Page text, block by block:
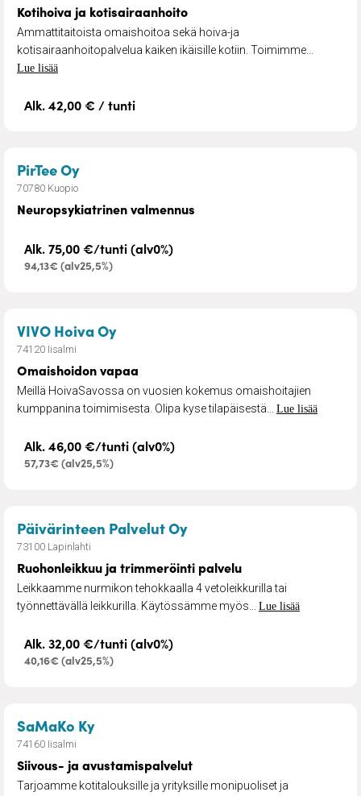
Kotihoiva ja kotisairaanhoito
Ammattitaitoista omaishoitoa sekä hoiva-ja
kotisairaanhoitopalvelua kaiken ikäisille kotiin. Toimimme...
Lue lisää
Alk. 42,00 € / tunti
PirTee Oy– Neuropsykiatrinen valmennus
70780 Kuopio
Neuropsykiatrinen valmennus
Alk. 75,00 €/tunti (alv0%)
94,13€ (alv25,5%)
VIVO Hoiva Oy– Omaishoidon vapaa
74120 Iisalmi
Omaishoidon vapaa
Meillä HoivaSavossa on vuosien kokemus omaishoitajien
kumppanina toimimisesta. Olipa kyse tilapäisestä... Lue lisää
Alk. 46,00 €/tunti (alv0%)
57,73€ (alv25,5%)
Päivärinteen Palvelut Oy– Ruohonleikkuu ja
73100 Lapinlahti
Ruohonleikkuu ja trimmeröinti palvelu
Leikkaamme nurmikon tehokkaalla 4 vetoleikkurilla tai
työnnettävällä leikkurilla. Käytössämme myös... Lue lisää
Alk. 32,00 €/tunti (alv0%)
40,16€ (alv25,5%)
SaMaKo Ky
74160 Iisalmi
Siivous- ja avustamispalvelut
Tarjoamme kotitalouksille ja yrityksille monipuoliset ja